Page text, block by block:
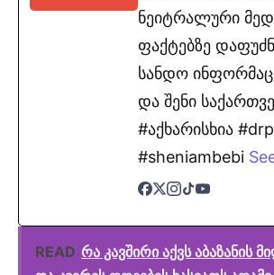
ნეიტრალური
ფაქტებზე
სანდო
და შენი
#აქხარისხია
#sheniambebi
READ რა კავშირი აქვს აბაზანის